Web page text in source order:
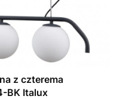
z czterema
BK Italux